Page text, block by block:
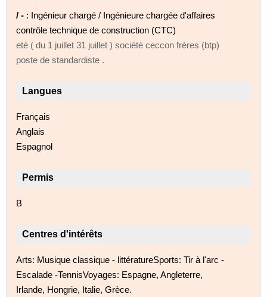
/ - : Ingénieur chargé / Ingénieure chargée d'affaires
contrôle technique de construction (CTC)
eté ( du 1 juillet 31 juillet ) société ceccon frères (btp)
poste de standardiste .
Langues
Français
Anglais
Espagnol
Permis
B
Centres d'intérêts
Arts: Musique classique - littératureSports: Tir à l'arc -
Escalade -TennisVoyages: Espagne, Angleterre,
Irlande, Hongrie, Italie, Grèce.